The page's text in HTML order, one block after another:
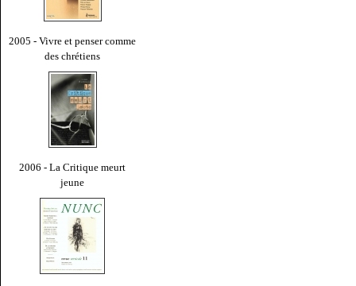
2005 - Vivre et penser comme
des chrétiens
2006 - La Critique meurt
jeune